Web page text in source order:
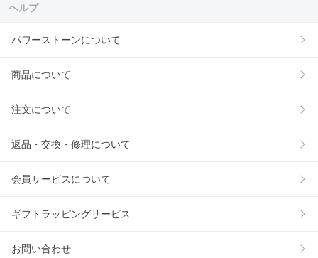
ヘルプ
パワーストーンについて
商品について
注文について
返品・交換・修理について
会員サービスについて
ギフトラッピングサービス
お問い合わせ